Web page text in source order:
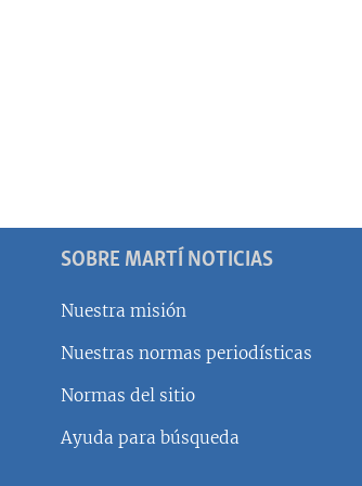
SOBRE MARTÍ NOTICIAS
Nuestra misión
Nuestras normas periodísticas
Normas del sitio
Ayuda para búsqueda